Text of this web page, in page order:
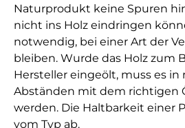
Naturprodukt keine Spuren
nicht ins Holz eindringen
notwendig, bei einer Art der
bleiben. Wurde das Holz zum
Hersteller eingeölt, muss es
Abständen mit dem richtigen
werden. Die Haltbarkeit einer
vom Typ ab.